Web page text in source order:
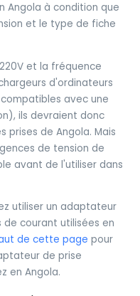
Angola à condition que
et le type de fiche
et la fréquence
d'ordinateurs
avec une
ils devraient donc
prises de Angola. Mais
de tension de
avant de l'utiliser dans
utiliser un adaptateur
courant utilisées en
de cette page pour
de prise
en Angola.